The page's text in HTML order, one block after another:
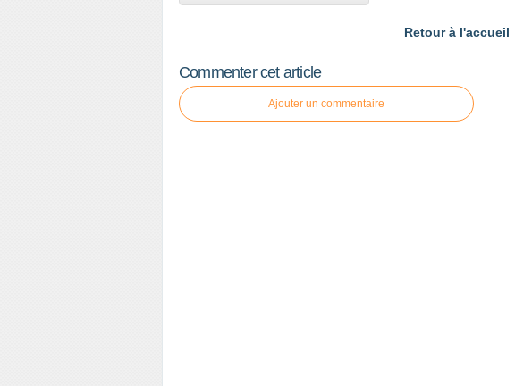
Retour à l'accueil
Commenter cet article
Ajouter un commentaire